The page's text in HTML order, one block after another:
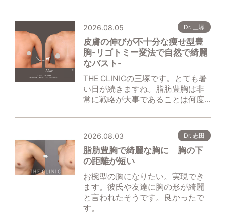
2026.08.05
皮膚の伸びが不十分な痩せ型豊
胸‐リゴトミー変法で自然で綺麗
なバスト‐
THE CLINICの三塚です。とても暑
い日が続きますね。脂肪豊胸は非
常に戦略が大事であることは何度…
Dr. 三塚
2026.08.03
脂肪豊胸で綺麗な胸に 胸の下
の距離が短い
お椀型の胸になりたい。実現でき
ます。彼氏や友達に胸の形が綺麗
と言われたそうです。良かったで
す。
Dr. 志田